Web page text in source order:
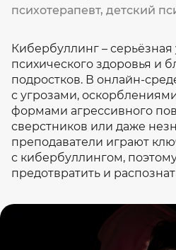
Кибербуллинг – серьёзная
психического здоровья и
подростков. В онлайн-
с угрозами,
формами агрессивного
сверстников или даже
преподаватели играют
с кибербуллингом,
предотвратить и
психотерапевт, детский